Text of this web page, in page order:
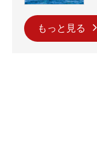
もっと見る